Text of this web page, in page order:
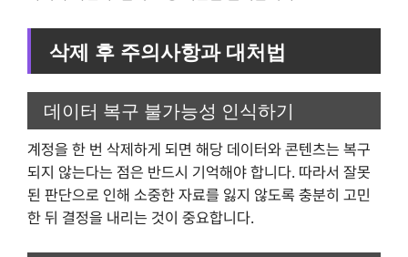
삭제 후 주의사항과 대처법
데이터 복구 불가능성 인식하기
계정을 한 번 삭제하게 되면 해당 데이터와 콘텐츠는 복구
되지 않는다는 점은 반드시 기억해야 합니다. 따라서 잘못
된 판단으로 인해 소중한 자료를 잃지 않도록 충분히 고민
한 뒤 결정을 내리는 것이 중요합니다.